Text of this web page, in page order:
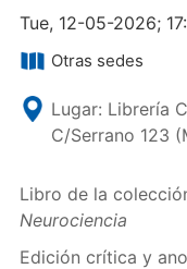
Tue, 12-05-2026;
Otras sedes
Lugar: Librería
C/Serrano 123
Libro de la
Neurociencia
Edición crítica y